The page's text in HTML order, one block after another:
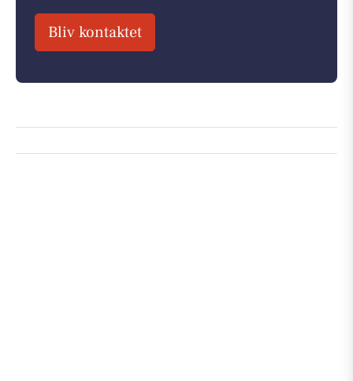
Bliv kontaktet